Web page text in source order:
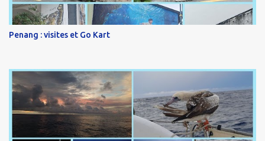
Penang : visites et Go Kart